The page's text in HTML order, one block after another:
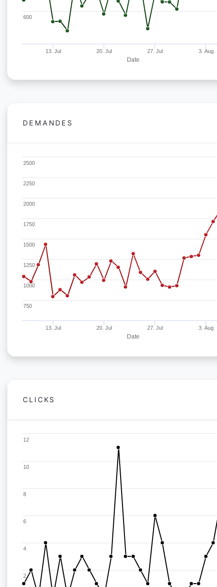
Date
13. Jul 20. Jul 27. Jul 3. Aug
600
DEMANDES
Date
13. Jul 20. Jul 27. Jul 3. Aug
750
1000
1250
1500
1750
2000
2250
2500
CLICKS
2
4
6
8
10
12